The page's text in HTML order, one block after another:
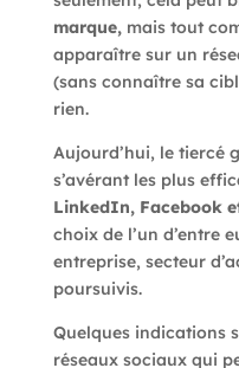
marque, mais tout
apparaître sur un
(sans connaître sa
rien.
Aujourd’hui, le tiercé
s’avérant les plus
LinkedIn, Facebook
choix de l’un d’entre
entreprise, secteur
poursuivis.
Quelques indications
réseaux sociaux qui